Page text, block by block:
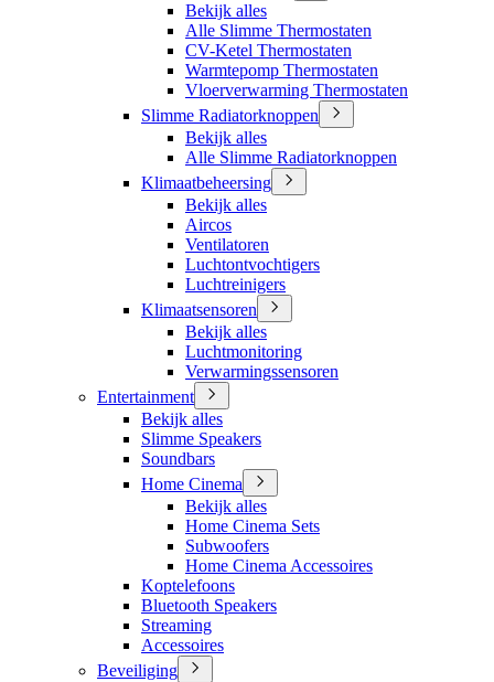
Bekijk alles
Alle Slimme Thermostaten
CV-Ketel Thermostaten
Warmtepomp Thermostaten
Vloerverwarming Thermostaten
Slimme Radiatorknoppen
Bekijk alles
Alle Slimme Radiatorknoppen
Klimaatbeheersing
Bekijk alles
Aircos
Ventilatoren
Luchtontvochtigers
Luchtreinigers
Klimaatsensoren
Bekijk alles
Luchtmonitoring
Verwarmingssensoren
Entertainment
Bekijk alles
Slimme Speakers
Soundbars
Home Cinema
Bekijk alles
Home Cinema Sets
Subwoofers
Home Cinema Accessoires
Koptelefoons
Bluetooth Speakers
Streaming
Accessoires
Beveiliging